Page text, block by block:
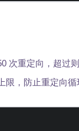
次重定向，超过
限，防止重定向循